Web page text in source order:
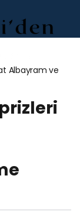
Albayram ve